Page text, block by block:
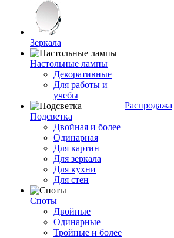
Зеркала
Настольные лампы
Декоративные
Для работы и
учебы
Подсветка
Двойная и более
Одинарная
Для картин
Для зеркала
Для кухни
Для стен
Споты
Двойные
Одинарные
Тройные и более
Распродажа